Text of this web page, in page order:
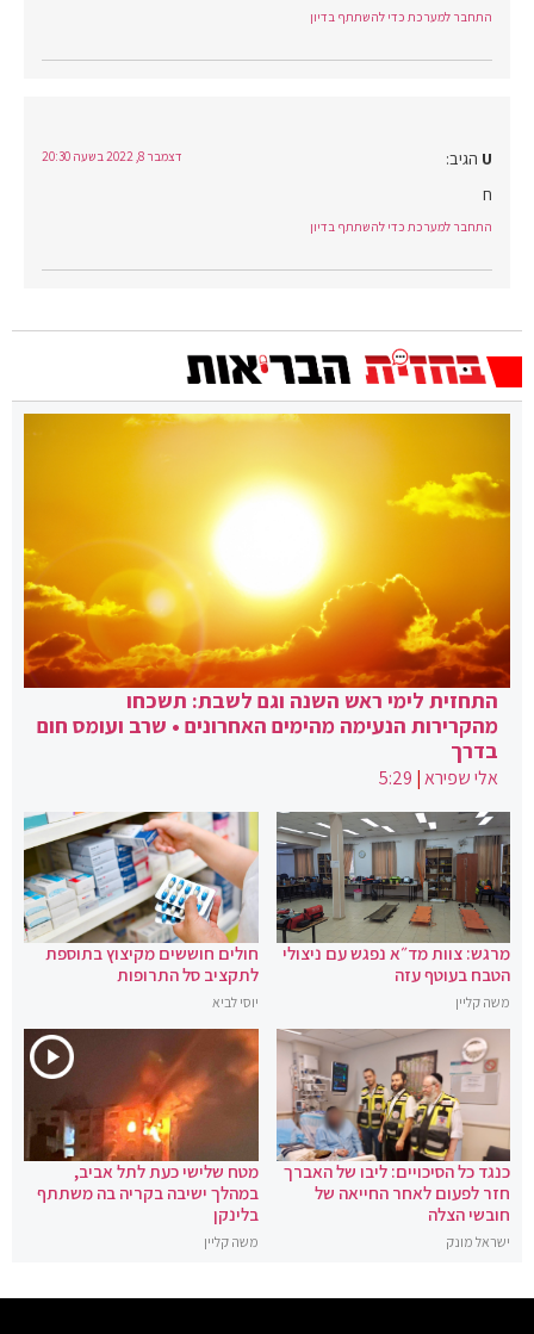
התחבר למערכת כדי להשתתף בדיון
U הגיב: דצמבר 8, 2022 בשעה 20:30
ח
התחבר למערכת כדי להשתתף בדיון
התחזית לימי ראש השנה וגם לשבת: תשכחו
מהקרירות הנעימה מהימים האחרונים • שרב ועומס חום
בדרך
אלי שפירא|
5:29
מרגש: צוות מד״א נפגש עם ניצולי
הטבח בעוטף עזה
משה קליין
חולים חוששים מקיצוץ בתוספת
לתקציב סל התרופות
יוסי לביא
כנגד כל הסיכויים: ליבו של האברך
חזר לפעום לאחר החייאה של
חובשי הצלה
ישראל מונק
מטח שלישי כעת לתל אביב,
במהלך ישיבה בקריה בה משתתף
בלינקן
משה קליין